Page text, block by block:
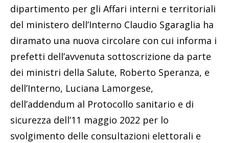
dipartimento per gli Affari interni e territoriali
del ministero dell’Interno Claudio Sgaraglia ha
diramato una nuova circolare con cui informa i
prefetti dell’avvenuta sottoscrizione da parte
dei ministri della Salute, Roberto Speranza, e
dell’Interno, Luciana Lamorgese,
dell’addendum al Protocollo sanitario e di
sicurezza dell’11 maggio 2022 per lo
svolgimento delle consultazioni elettorali e